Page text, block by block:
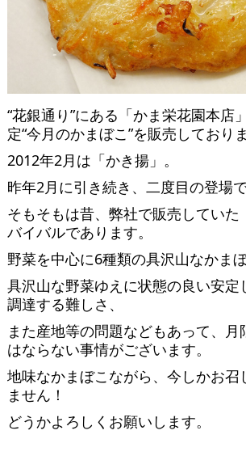
“花銀通り”にある「かま栄花園本店
定“今月のかまぼこ”を販売しておりま
2012年2月は「かき揚」。
昨年2月に引き続き、二度目の登場で
そもそもは昔、弊社で販売していた
バイバルであります。
野菜を中心に6種類の具沢山なかま
具沢山な野菜ゆえに状態の良い安定
調達する難しさ、
また産地等の問題などもあって、月
はならない事情がございます。
地味なかまぼこながら、今しかお召
ません！
どうかよろしくお願いします。